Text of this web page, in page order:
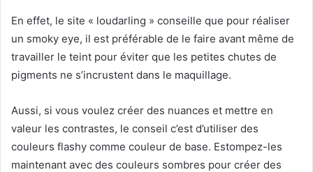
En effet, le site « loudarling » conseille que pour réaliser
un smoky eye, il est préférable de le faire avant même de
travailler le teint pour éviter que les petites chutes de
pigments ne s’incrustent dans le maquillage.
Aussi, si vous voulez créer des nuances et mettre en
valeur les contrastes, le conseil c’est d’utiliser des
couleurs flashy comme couleur de base. Estompez-les
maintenant avec des couleurs sombres pour créer des